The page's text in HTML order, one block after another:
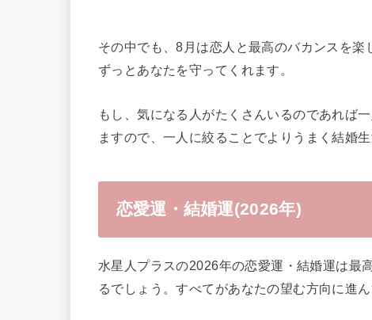
その中でも、8月は恋人と最高のバカンスを
ずっとあなたを守ってくれます。
もし、気になる人がたくさんいるのであれば
ますので、一人に絞ることでよりうまく結婚
恋愛運・結婚運(2026年)
水星人プラスの2026年の恋愛運・結婚運は最
るでしょう。すべてがあなたの望む方向に進ん